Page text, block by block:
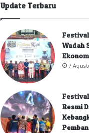
Update Terbaru
Wadah
7
Resmi